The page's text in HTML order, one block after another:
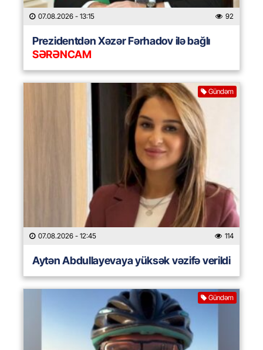
07.08.2026 - 13:15 92
Prezidentdən Xəzər Fərhadov ilə bağlı
SƏRƏNCAM
Gündəm
07.08.2026 - 12:45 114
Aytən Abdullayevaya yüksək vəzifə verildi
Gündəm